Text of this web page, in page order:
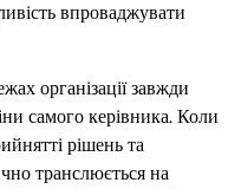
впроваджувати
організації завжди
самого керівника. Коли
рішень та
транслюється на